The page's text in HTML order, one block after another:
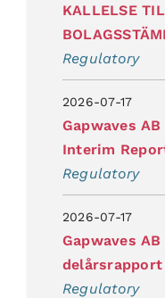
KALLELSE
Regulatory
2026-07-17
Gapwaves
Interim
Regulatory
2026-07-17
Gapwaves
delårsrapport
Regulatory